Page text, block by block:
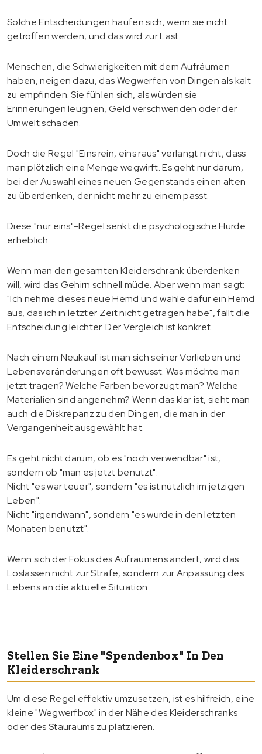
Solche Entscheidungen häufen sich, wenn sie nicht
getroffen werden, und das wird zur Last.
Menschen, die Schwierigkeiten mit dem Aufräumen
haben, neigen dazu, das Wegwerfen von Dingen als kalt
zu empfinden. Sie fühlen sich, als würden sie
Erinnerungen leugnen, Geld verschwenden oder der
Umwelt schaden.
Doch die Regel "Eins rein, eins raus" verlangt nicht, dass
man plötzlich eine Menge wegwirft. Es geht nur darum,
bei der Auswahl eines neuen Gegenstands einen alten
zu überdenken, der nicht mehr zu einem passt.
Diese "nur eins"-Regel senkt die psychologische Hürde
erheblich.
Wenn man den gesamten Kleiderschrank überdenken
will, wird das Gehirn schnell müde. Aber wenn man sagt:
"Ich nehme dieses neue Hemd und wähle dafür ein Hemd
aus, das ich in letzter Zeit nicht getragen habe", fällt die
Entscheidung leichter. Der Vergleich ist konkret.
Nach einem Neukauf ist man sich seiner Vorlieben und
Lebensveränderungen oft bewusst. Was möchte man
jetzt tragen? Welche Farben bevorzugt man? Welche
Materialien sind angenehm? Wenn das klar ist, sieht man
auch die Diskrepanz zu den Dingen, die man in der
Vergangenheit ausgewählt hat.
Es geht nicht darum, ob es "noch verwendbar" ist,
sondern ob "man es jetzt benutzt".
Nicht "es war teuer", sondern "es ist nützlich im jetzigen
Leben".
Nicht "irgendwann", sondern "es wurde in den letzten
Monaten benutzt".
Wenn sich der Fokus des Aufräumens ändert, wird das
Loslassen nicht zur Strafe, sondern zur Anpassung des
Lebens an die aktuelle Situation.
Stellen Sie Eine "Spendenbox" In Den
Kleiderschrank
Um diese Regel effektiv umzusetzen, ist es hilfreich, eine
kleine "Wegwerfbox" in der Nähe des Kleiderschranks
oder des Stauraums zu platzieren.